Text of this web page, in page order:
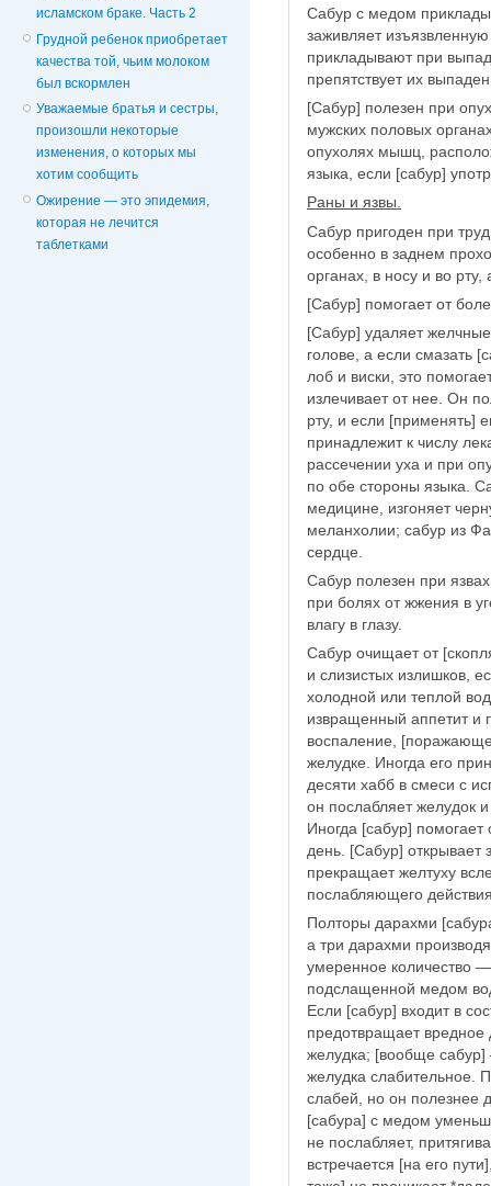
исламском браке. Часть 2
Грудной ребенок приобретает
качества той, чьим молоком
был вскормлен
Уважаемые братья и сестры,
произошли некоторые
изменения, о которых мы
хотим сообщить
Ожирение — это эпидемия,
которая не лечится
таблетками
Сабур с медом
заживляет изъязвленную
прикладывают при
препятствует их
[Сабур] полезен при
мужских половых
опухолях мышц,
языка, если [сабур]
Раны и язвы.
Сабур пригоден при
особенно в заднем
органах, в носу и во
[Сабур] помогает от
[Сабур] удаляет
голове, а если смазать
лоб и виски, это
излечивает от нее. Он
рту, и если [применять]
принадлежит к числу
рассечении уха и при
по обе стороны языка.
медицине, изгоняет
меланхолии; сабур из
сердце.
Сабур полезен при
при болях от жжения в
влагу в глазу.
Сабур очищает от
и слизистых излишков,
холодной или теплой
извращенный аппетит и
воспаление,
желудке. Иногда его
десяти хабб в смеси с
он послабляет желудок
Иногда [сабур] помогает
день. [Сабур] открывает
прекращает желтуху
послабляющего
Полторы дарахми
а три дарахми
умеренное количество
подслащенной медом
Если [сабур] входит в
предотвращает вредное
желудка; [вообще
желудка слабительное.
слабей, но он полезнее
[сабура] с медом
не послабляет,
встречается [на его